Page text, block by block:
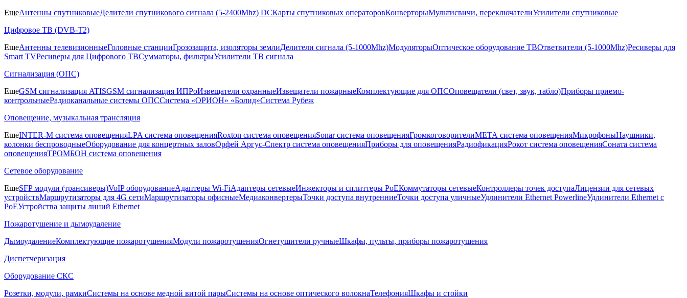
ЕщеАнтенны спутниковыеДелители спутникового сигнала (5-2400Mhz) DCКарты спутниковых операторовКонверторыМультисвичи, переключателиУсилители спутниковые
Цифровое ТВ (DVB-T2)
ЕщеАнтенны телевизионныеГоловные станцииГрозозащита, изоляторы землиДелители сигнала (5-1000Mhz)МодуляторыОптическое оборудование ТВОтветвители (5-1000Mhz)Ресиверы для
Smart TVРесиверы для Цифрового ТВСумматоры, фильтрыУсилители ТВ сигнала
Сигнализация (ОПС)
ЕщеGSM сигнализация ATISGSM сигнализация ИПРоИзвещатели охранныеИзвещатели пожарныеКомплектующие для ОПСОповещатели (свет, звук, табло)Приборы приемо-
контрольныеРадиоканальные системы ОПССистема «ОРИОН» «Болид»Система Рубеж
Оповещение, музыкальная трансляция
ЕщеINTER-M система оповещенияLPA система оповещенияRoxton система оповещенияSonar система оповещенияГромкоговорителиМЕТА система оповещенияМикрофоныНаушники,
колонки беспроводныеОборудование для концертных заловОрфей Аргус-Спектр система оповещенияПриборы для оповещенияРадиофикацияРокот система оповещенияСоната система
оповещенияТРОМБОН система оповещения
Сетевое оборудование
ЕщеSFP модули (трансиверы)VoIP оборудованиеАдаптеры Wi-FiАдаптеры сетевыеИнжекторы и сплиттеры РоЕКоммутаторы сетевыеКонтроллеры точек доступаЛицензии для сетевых
устройствМаршрутизаторы для 4G сетиМаршрутизаторы офисныеМедиаконвертерыТочки доступа внутренниеТочки доступа уличныеУдлинители Ethernet PowerlineУдлинители Ethernet с
PoEУстройства защиты линий Ethernet
Пожаротушение и дымоудаление
ДымоудалениеКомплектующие пожаротушенияМодули пожаротушенияОгнетушители ручныеШкафы, пульты, приборы пожаротушения
Диспетчеризация
Оборудование СКС
Розетки, модули, рамкиСистемы на основе медной витой парыСистемы на основе оптического волокнаТелефонияШкафы и стойки